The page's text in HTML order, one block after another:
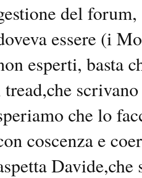
del forum,
essere (i
esperti, basta
che lo
coscenza e